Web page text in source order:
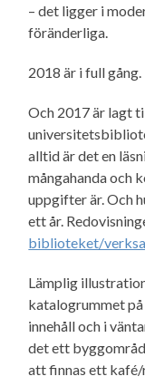
– det ligger i
föränderliga.
2018 är i full
Och 2017 är lagt
alltid är det en
mångahanda och
uppgifter är. Och
ett år.
biblioteket/
Lämplig
katalogrummet
innehåll och i
det ett
att finnas ett kafé/